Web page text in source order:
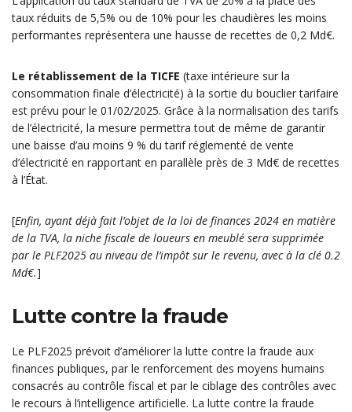
taux réduits de 5,5% ou de 10% pour les chaudières les moins
performantes représentera une hausse de recettes de 0,2 Md€.
Le rétablissement de la TICFE (taxe intérieure sur la
consommation finale d’électricité) à la sortie du bouclier tarifaire
est prévu pour le 01/02/2025. Grâce à la normalisation des tarifs
de l’électricité, la mesure permettra tout de même de garantir
une baisse d’au moins 9 % du tarif réglementé de vente
d’électricité en rapportant en parallèle près de 3 Md€ de recettes
à l’État.
[Enfin, ayant déjà fait l’objet de la loi de finances 2024 en matière
de la TVA, la niche fiscale de loueurs en meublé sera supprimée
par le PLF2025 au niveau de l’impôt sur le revenu, avec à la clé 0.2
Md€.]
Lutte contre la fraude
Le PLF2025 prévoit d’améliorer la lutte contre la fraude aux
finances publiques, par le renforcement des moyens humains
consacrés au contrôle fiscal et par le ciblage des contrôles avec
le recours à l’intelligence artificielle. La lutte contre la fraude